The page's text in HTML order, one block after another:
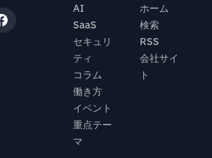
AI
SaaS
セキュリ
ティ
コラム
働き方
イベント
重点テー
マ
ホーム
検索
RSS
会社サイ
ト